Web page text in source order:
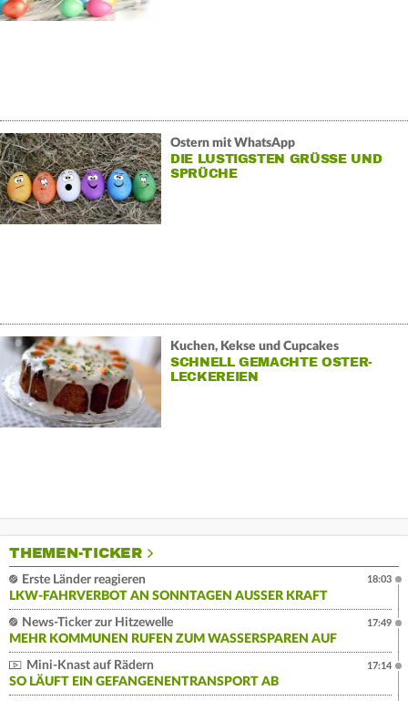
Ostern mit WhatsApp
DIE LUSTIGSTEN GRÜSSE UND S
PRÜCHE
Kuchen, Kekse und Cupcakes
SCHNELL GEMACHTE OSTER-
LECKEREIEN
THEMEN-TICKER
Erste Länder reagieren
LKW-FAHRVERBOT AN SONNTAGEN AUSSER KRAFT
18:03
News-Ticker zur Hitzewelle
MEHR KOMMUNEN RUFEN ZUM WASSERSPAREN AUF
17:49
Mini-Knast auf Rädern
SO LÄUFT EIN GEFANGENENTRANSPORT AB
17:14